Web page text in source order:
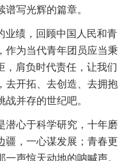
写光辉的篇章。
业绩，回顾中国人民和青
作为当代青年团员应当秉
，肩负时代责任，让我们
去开拓、去创造、去拥抱
并存的世纪吧。
潜心于科学研究，十年磨
疆，一心谋发展；青春更
声惊天动地的呐喊声。